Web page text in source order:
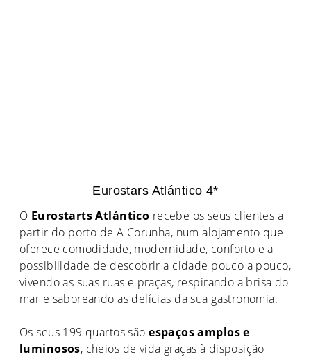
Eurostars Atlántico 4*
O Eurostarts Atlántico recebe os seus clientes a
partir do porto de A Corunha, num alojamento que
oferece comodidade, modernidade, conforto e a
possibilidade de descobrir a cidade pouco a pouco,
vivendo as suas ruas e praças, respirando a brisa do
mar e saboreando as delícias da sua gastronomia.
Os seus 199 quartos sãoespaços amplos e
luminosos, cheios de vida graças à disposição